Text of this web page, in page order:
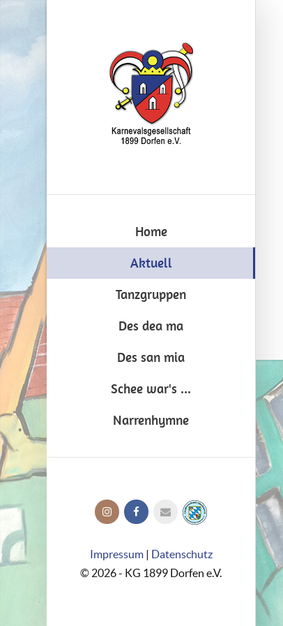
Home
Aktuell
Tanzgruppen
Des dea ma
Des san mia
Schee war's ...
Narrenhymne
Impressum| Datenschutz
© 2026 - KG 1899 Dorfen e.V.